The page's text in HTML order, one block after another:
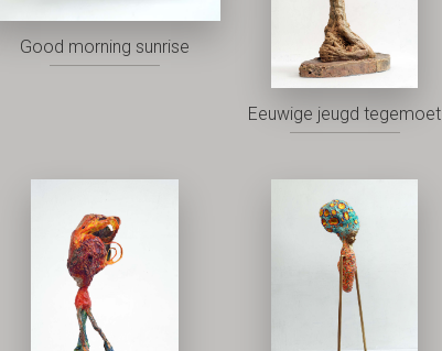
Good morning sunrise
Eeuwige jeugd tegemoet